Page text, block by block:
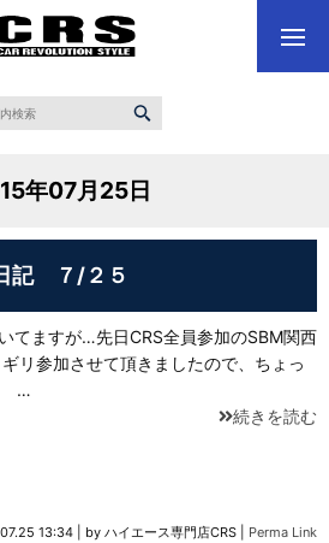
年07月25日
記 ７/２５
てますが…先日CRS全員参加のSBM関西
リ参加させて頂きましたので、ちょっ
…
続きを読む
13:34 by ハイエース専門店CRS Perma Link